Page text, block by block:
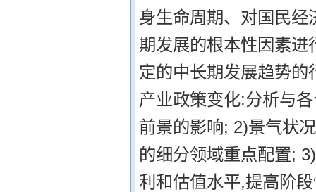
身生命周期、对国民
期发展的根本性因素
定的中长期发展趋势
产业政策变化:分析与
前景的影响; 2)景气状
的细分领域重点配置;
利和估值水平,提高阶